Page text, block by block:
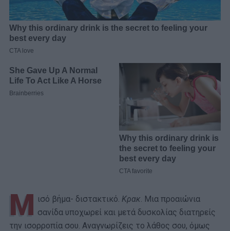
Μ ισό βήμα- διστακτικό. Κρακ. Μια προαιώνια
σανίδα υποχωρεί και μετά δυσκολίας διατηρείς
την ισορροπία σου. Αναγνωρίζεις το λάθος σου, όμως